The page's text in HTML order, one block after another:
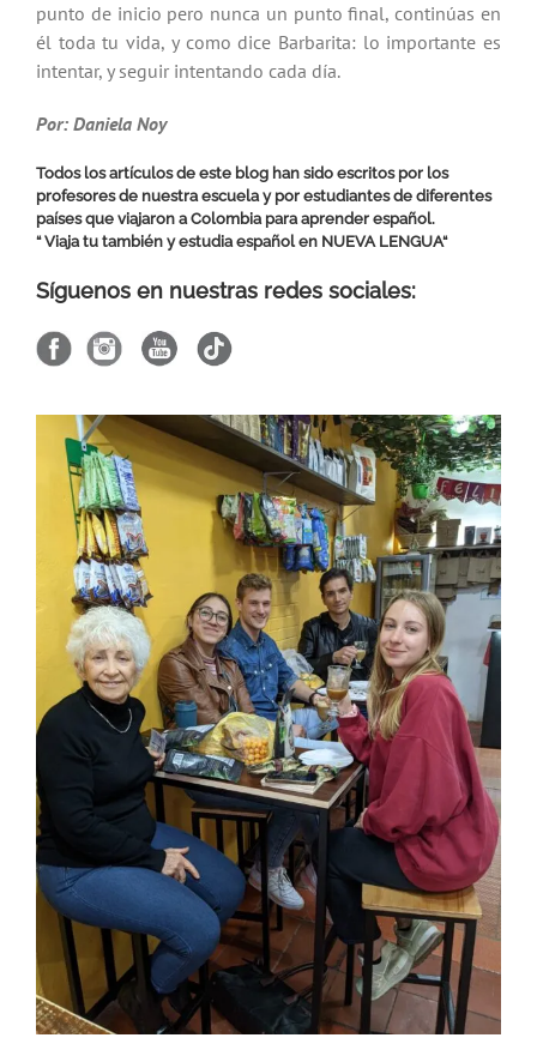
punto de inicio pero nunca un punto final, continúas en
él toda tu vida, y como dice Barbarita: lo importante es
intentar, y seguir intentando cada día.
Por: Daniela Noy
Todos los artículos de este blog han sido escritos por los
profesores de nuestra escuela y por estudiantes de diferentes
países que viajaron a Colombia para aprender español.
“ Viaja tu también y estudia español en NUEVA LENGUA“
Síguenos en nuestras redes sociales: